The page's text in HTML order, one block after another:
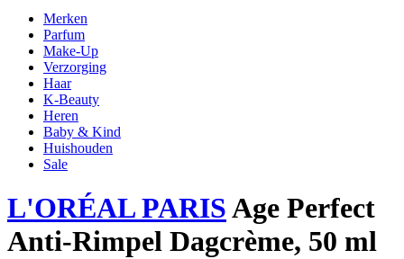
Merken
Parfum
Make-Up
Verzorging
Haar
K-Beauty
Heren
Baby & Kind
Huishouden
Sale
L'ORÉAL PARISAge Perfect
Anti-Rimpel Dagcrème, 50 ml